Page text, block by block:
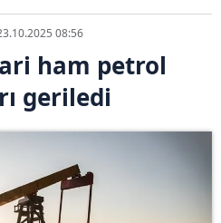
08:56
ham petrol
geriledi